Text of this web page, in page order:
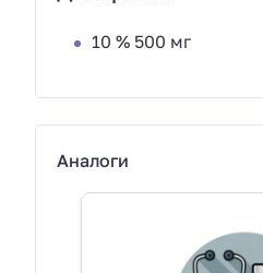
10 % 500 мг
Аналоги